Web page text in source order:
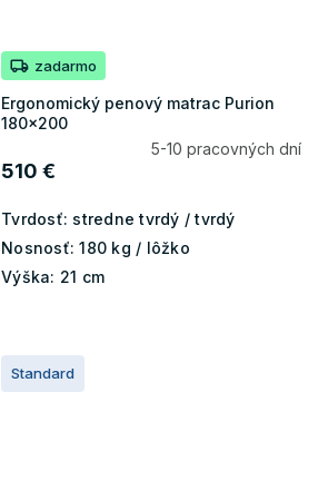
zadarmo
Ergonomický penový matrac Purion
180x200
5-10 pracovných dní
510 €
Tvrdosť: stredne tvrdý / tvrdý
Nosnosť: 180 kg / lôžko
Výška: 21 cm
Standard